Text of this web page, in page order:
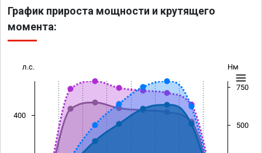
График прироста мощности и крутящего
момента:
л.с. Нм
400
500
750